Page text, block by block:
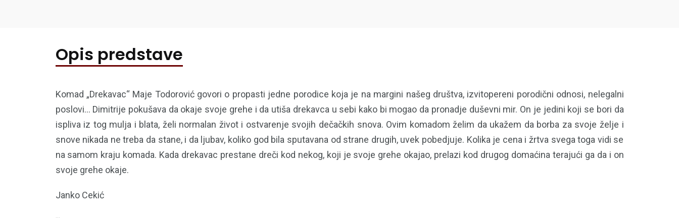
Opis predstave
Komad „Drekavac“ Maje Todorović govori o propasti jedne porodice koja je na margini našeg društva, izvitopereni porodični odnosi, nelegalni
poslovi… Dimitrije pokušava da okaje svoje grehe i da utiša drekavca u sebi kako bi mogao da pronadje duševni mir. On je jedini koji se bori da
ispliva iz tog mulja i blata, želi normalan život i ostvarenje svojih dečačkih snova. Ovim komadom želim da ukažem da borba za svoje želje i
snove nikada ne treba da stane, i da ljubav, koliko god bila sputavana od strane drugih, uvek pobedjuje. Kolika je cena i žrtva svega toga vidi se
na samom kraju komada. Kada drekavac prestane dreči kod nekog, koji je svoje grehe okajao, prelazi kod drugog domaćina terajući ga da i on
svoje grehe okaje.
Janko Cekić
...